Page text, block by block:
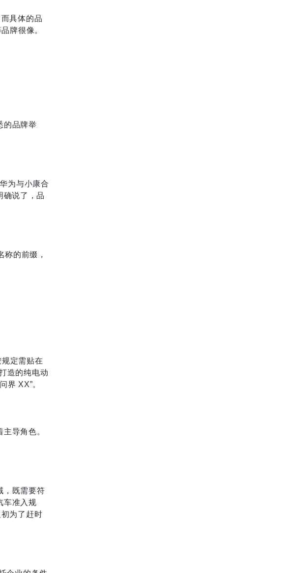
具体的品
牌很像。
的品牌举
为与小康合
确说了，品
的前缀，
定需贴在
造的纯电动
界 XX”。
导角色。
，既需要符
车准入规
为了赶时